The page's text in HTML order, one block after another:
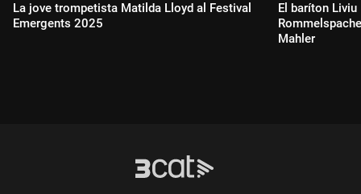
La jove trompetista Matilda Lloyd al Festival
Emergents 2025
El baríton
Mahler